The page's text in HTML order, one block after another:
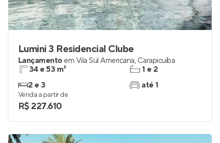
Lumini 3 Residencial Clube
Lançamento em Vila Sul Americana, Carapicuíba
34 e 53 m²
2 e 3
1 e 2
até 1
Venda a partir de
R$ 227.610